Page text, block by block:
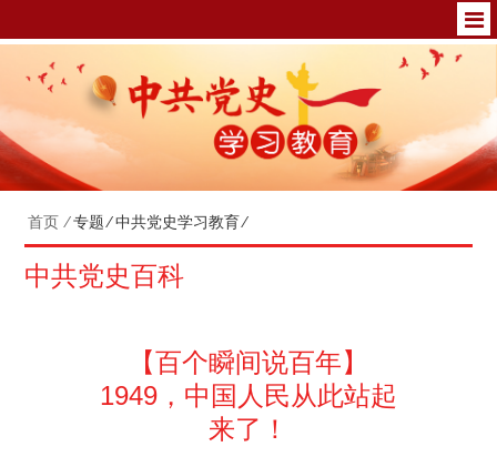
首页 ⁄专题⁄中共党史学习教育⁄
中共党史百科
【百个瞬间说百年】
1949，中国人民从此站起
来了！